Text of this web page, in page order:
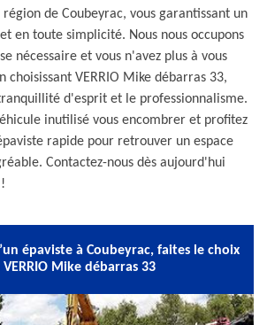
de Coubeyrac, vous garantissant un
en toute simplicité. Nous nous occupons
nécessaire et vous n'avez plus à vous
choisissant VERRIO Mike débarras 33,
d'esprit et le professionnalisme.
inutilisé vous encombrer et profitez
rapide pour retrouver un espace
Contactez-nous dès aujourd'hui
épaviste à Coubeyrac, faites le choix
Mike débarras 33